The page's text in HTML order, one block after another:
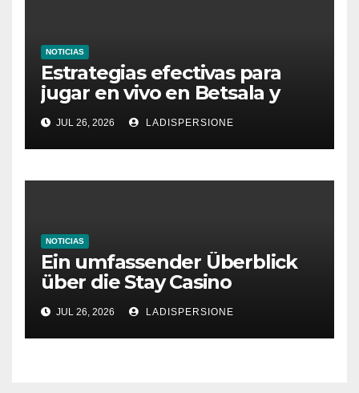
NOTICIAS
Estrategias efectivas para
jugar en vivo en Betsala y
aumentar tus ganancias
JUL 26, 2026 LADISPERSIONE
NOTICIAS
Ein umfassender Überblick
über die Stay Casino
Bonusbedingungen
JUL 26, 2026 LADISPERSIONE